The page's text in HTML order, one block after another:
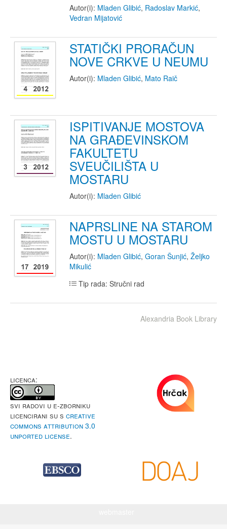
Autor(i): Mladen Glibić, Radoslav Markić,
Vedran Mijatović
STATIČKI PRORAČUN
NOVE CRKVE U NEUMU
Autor(i): Mladen Glibić, Mato Raič
ISPITIVANJE MOSTOVA
NA GRAĐEVINSKOM
FAKULTETU
SVEUČILIŠTA U
MOSTARU
Autor(i): Mladen Glibić
NAPRSLINE NA STAROM
MOSTU U MOSTARU
Autor(i): Mladen Glibić, Goran Šunjić, Željko
Mikulić
Tip rada: Stručni rad
Alexandria Book Library
LICENCA:
Svi radovi u e-Zborniku
licencirani su s Creative
Commons Attribution 3.0
Unported License.